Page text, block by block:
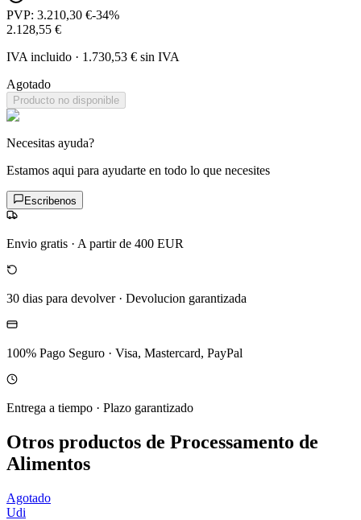
PVP: 3.210,30 €-34%
2.128,55 €
IVA incluido · 1.730,53 € sin IVA
Agotado
Producto no disponible
Necesitas ayuda?
Estamos aqui para ayudarte en todo lo que necesites
Escribenos
Envio gratis · A partir de 400 EUR
30 dias para devolver· Devolucion garantizada
100% Pago Seguro · Visa, Mastercard, PayPal
Entrega a tiempo · Plazo garantizado
Otros productos de Processamento de
Alimentos
Agotado
Udi